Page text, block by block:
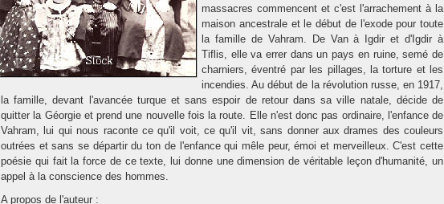
massacres commencent et c'est l'arrachement à la
maison ancestrale et le début de l'exode pour toute
la famille de Vahram. De Van à Igdir et d'Igdir à
Tiflis, elle va errer dans un pays en ruine, semé de
charniers, éventré par les pillages, la torture et les
incendies. Au début de la révolution russe, en 1917,
la famille, devant l'avancée turque et sans espoir de retour dans sa ville natale, décide de
quitter la Géorgie et prend une nouvelle fois la route. Elle n'est donc pas ordinaire, l'enfance de
Vahram, lui qui nous raconte ce qu'il voit, ce qu'il vit, sans donner aux drames des couleurs
outrées et sans se départir du ton de l'enfance qui mêle peur, émoi et merveilleux. C'est cette
poésie qui fait la force de ce texte, lui donne une dimension de véritable leçon d'humanité, un
appel à la conscience des hommes.
A propos de l'auteur :